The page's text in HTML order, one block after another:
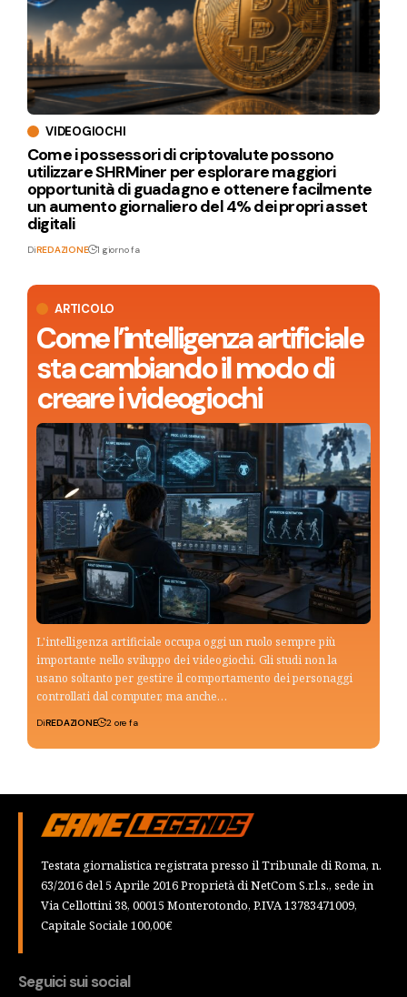
ARTICOLO
Come l’intelligenza artificiale
sta cambiando il modo di
creare i videogiochi
L'intelligenza artificiale occupa oggi un ruolo sempre più
importante nello sviluppo dei videogiochi. Gli studi non la
usano soltanto per gestire il comportamento dei personaggi
controllati dal computer, ma anche…
DiREDAZIONE 2 ore fa
VIDEOGIOCHI
Come i possessori di criptovalute possono
utilizzare SHRMiner per esplorare maggiori
opportunità di guadagno e ottenere facilmente
un aumento giornaliero del 4% dei propri asset
digitali
DiREDAZIONE 1 giorno fa
Testata giornalistica registrata presso il Tribunale di Roma, n.
63/2016 del 5 Aprile 2016 Proprietà di NetCom S.r.l.s., sede in
Via Cellottini 38, 00015 Monterotondo, P.IVA 13783471009,
Capitale Sociale 100,00€
Seguici sui social